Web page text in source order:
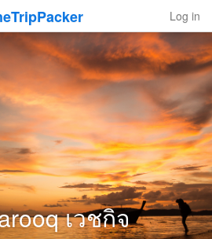
Log in
เวชกิจ